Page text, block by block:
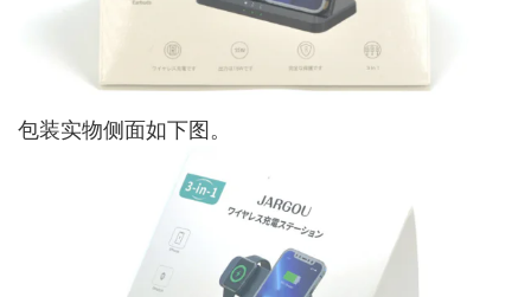
包装实物侧面如下图。